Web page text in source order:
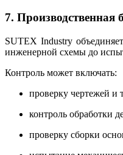
7. Производственная
SUTEX Industry
инженерной схемы до
Контроль может включать:
проверку чертежей и
контроль обработки
проверку сборки